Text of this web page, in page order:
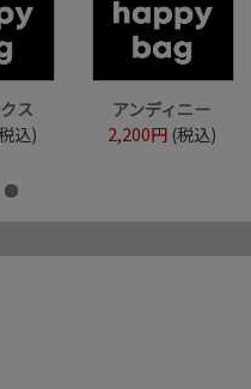
ス
込)
アンディニー
2,200円 (税込)